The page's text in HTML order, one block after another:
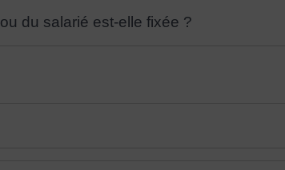
du salarié est-elle fixée ?